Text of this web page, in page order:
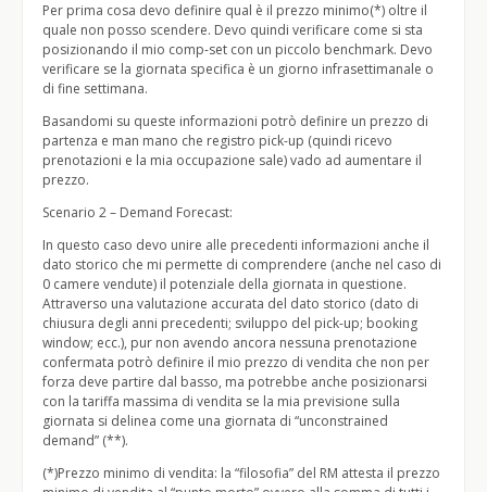
Per prima cosa devo definire qual è il prezzo minimo(*) oltre il
quale non posso scendere. Devo quindi verificare come si sta
posizionando il mio comp-set con un piccolo benchmark. Devo
verificare se la giornata specifica è un giorno infrasettimanale o
di fine settimana.
Basandomi su queste informazioni potrò definire un prezzo di
partenza e man mano che registro pick-up (quindi ricevo
prenotazioni e la mia occupazione sale) vado ad aumentare il
prezzo.
Scenario 2 – Demand Forecast:
In questo caso devo unire alle precedenti informazioni anche il
dato storico che mi permette di comprendere (anche nel caso di
0 camere vendute) il potenziale della giornata in questione.
Attraverso una valutazione accurata del dato storico (dato di
chiusura degli anni precedenti; sviluppo del pick-up; booking
window; ecc.), pur non avendo ancora nessuna prenotazione
confermata potrò definire il mio prezzo di vendita che non per
forza deve partire dal basso, ma potrebbe anche posizionarsi
con la tariffa massima di vendita se la mia previsione sulla
giornata si delinea come una giornata di “unconstrained
demand” (**).
(*)Prezzo minimo di vendita: la “filosofia” del RM attesta il prezzo